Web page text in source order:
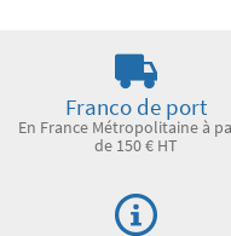
Franco de port
En France Métropolitaine à
de 150 € HT